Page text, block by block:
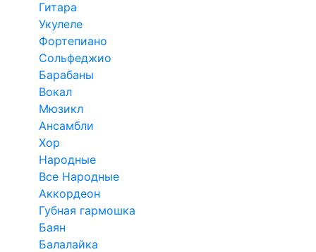
Гитара
Укулеле
Фортепиано
Сольфеджио
Барабаны
Вокал
Мюзикл
Ансамбли
Хор
Народные
Все Народные
Аккордеон
Губная гармошка
Баян
Балалайка